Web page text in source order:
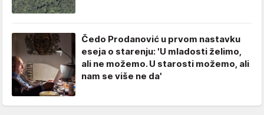
Čedo Prodanović u prvom nastavku
eseja o starenju: 'U mladosti želimo,
ali ne možemo. U starosti možemo, ali
nam se više ne da'